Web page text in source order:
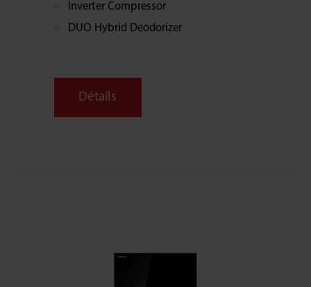
Inverter Compressor
DUO Hybrid Deodorizer
Détails